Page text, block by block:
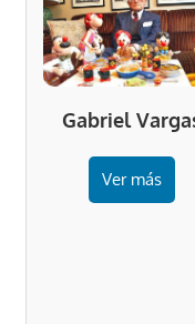
Gabriel
Ver más